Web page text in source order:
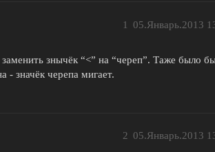
05.Январь.2013
1
знычёк “<” на “череп”. Таже было
- значёк черепа мигает.
05.Январь.2013
2